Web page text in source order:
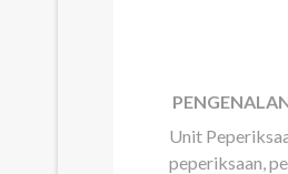
Unit
peperiksaan,